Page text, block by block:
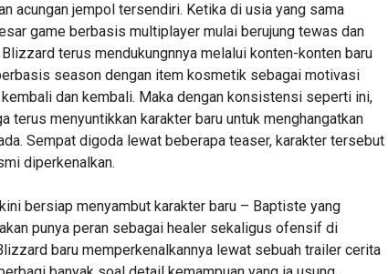
acungan jempol tersendiri. Ketika di usia yang sama
game berbasis multiplayer mulai berujung tewas dan
terus mendukungnnya melalui konten-konten baru
season dengan item kosmetik sebagai motivasi
dan kembali. Maka dengan konsistensi seperti ini,
terus menyuntikkan karakter baru untuk menghangatkan
Sempat digoda lewat beberapa teaser, karakter tersebut
diperkenalkan.
bersiap menyambut karakter baru – Baptiste yang
punya peran sebagai healer sekaligus ofensif di
baru memperkenalkannya lewat sebuah trailer cerita